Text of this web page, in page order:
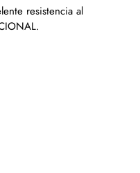
resistencia al